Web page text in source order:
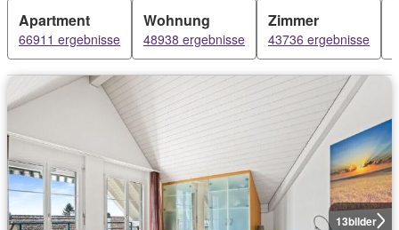
Apartment
66911 ergebnisse
Wohnung
48938 ergebnisse
Zimmer
43736 ergebnisse
13bilder